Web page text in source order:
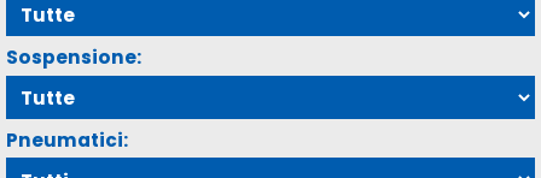
Sospensione:
Pneumatici: